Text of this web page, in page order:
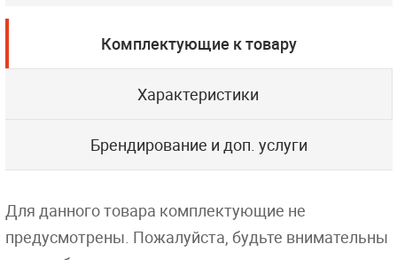
Комплектующие к товару
Характеристики
Брендирование и доп. услуги
Для данного товара комплектующие не
предусмотрены. Пожалуйста, будьте внимательны